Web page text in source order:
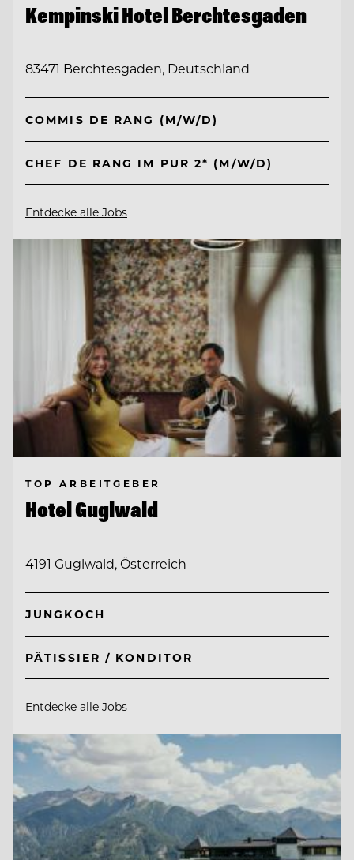
Kempinski Hotel Berchtesgaden
83471 Berchtesgaden, Deutschland
COMMIS DE RANG (M/W/D)
CHEF DE RANG IM PUR 2* (M/W/D)
Entdecke alle Jobs
TOP ARBEITGEBER
Hotel Guglwald
4191 Guglwald, Österreich
JUNGKOCH
PÂTISSIER / KONDITOR
Entdecke alle Jobs